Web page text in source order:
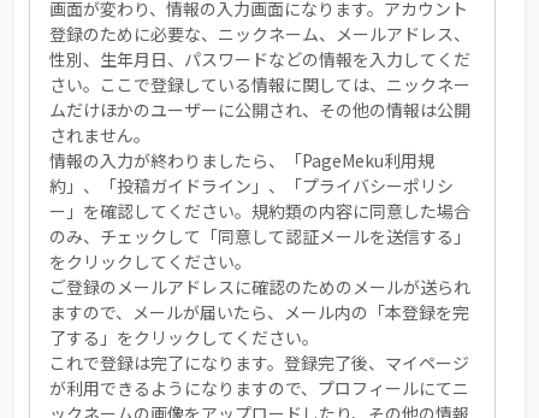
画面が変わり、情報の入力画面になります。アカウント
登録のために必要な、ニックネーム、メールアドレス、
性別、生年月日、パスワードなどの情報を入力してくだ
さい。ここで登録している情報に関しては、ニックネー
ムだけほかのユーザーに公開され、その他の情報は公開
されません。
情報の入力が終わりましたら、「PageMeku利用規
約」、「投稿ガイドライン」、「プライバシーポリシ
ー」を確認してください。規約類の内容に同意した場合
のみ、チェックして「同意して認証メールを送信する」
をクリックしてください。
ご登録のメールアドレスに確認のためのメールが送られ
ますので、メールが届いたら、メール内の「本登録を完
了する」をクリックしてください。
これで登録は完了になります。登録完了後、マイページ
が利用できるようになりますので、プロフィールにてニ
ックネームの画像をアップロードしたり、その他の情報